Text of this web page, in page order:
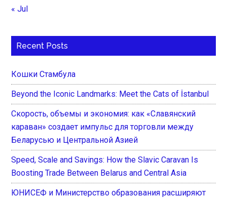
« Jul
Recent Posts
Кошки Стамбула
Beyond the Iconic Landmarks: Meet the Cats of İstanbul
Скорость, объемы и экономия: как «Славянский
караван» создает импульс для торговли между
Беларусью и Центральной Азией
Speed, Scale and Savings: How the Slavic Caravan Is
Boosting Trade Between Belarus and Central Asia
ЮНИСЕФ и Министерство образования расширяют